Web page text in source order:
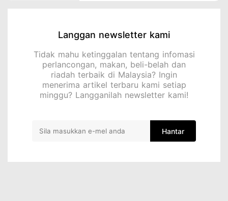
Langgan newsletter kami
Tidak mahu ketinggalan tentang infomasi
perlancongan, makan, beli-belah dan
riadah terbaik di Malaysia? Ingin
menerima artikel terbaru kami setiap
minggu? Langganilah newsletter kami!
Hantar